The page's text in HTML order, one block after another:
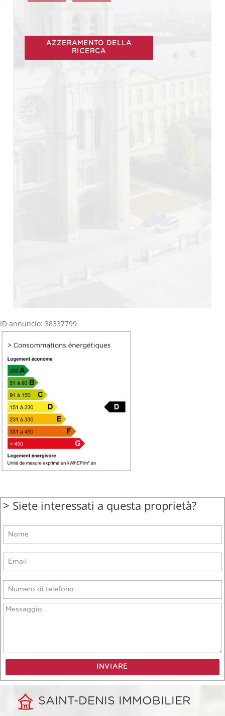
AZZERAMENTO DELLA
RICERCA
ID annuncio: 38337799
> Siete interessati a questa proprietà?
SAINT-DENIS IMMOBILIER